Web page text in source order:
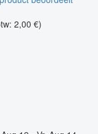
2,00 €)